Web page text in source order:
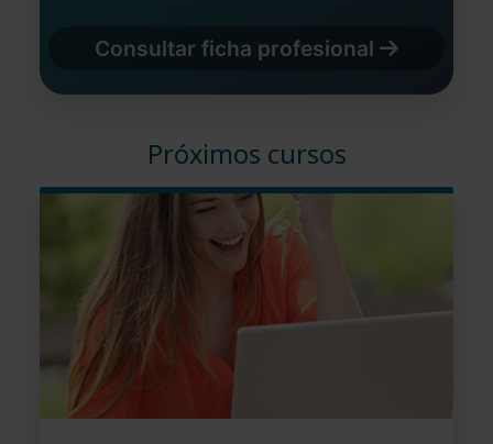
Consultar ficha profesional
Próximos cursos